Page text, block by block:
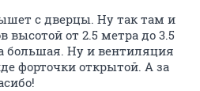
с дверцы. Ну так там и
высотой от 2.5 метра до 3.5
большая. Ну и вентиляция
форточки открытой. А за